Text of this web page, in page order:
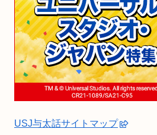
USJ与太話サイトマップ